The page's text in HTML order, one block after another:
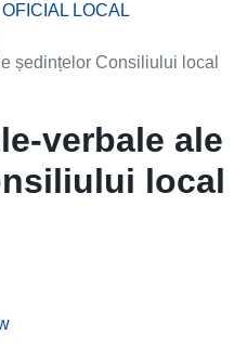
LOCAL
ședințelor Consiliului local
verbale ale
local